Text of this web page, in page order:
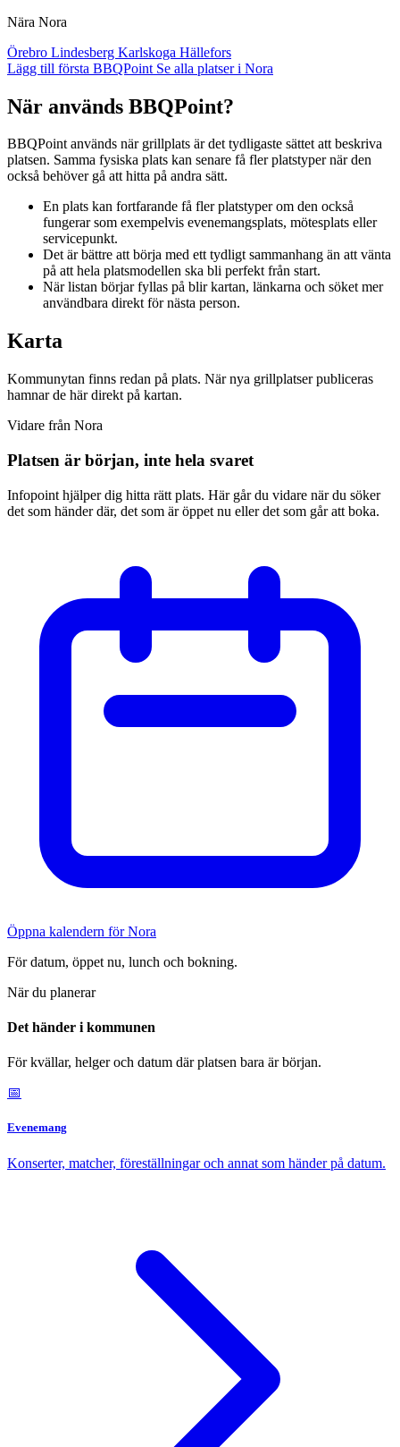
Nära Nora
Örebro Lindesberg Karlskoga Hällefors
Lägg till första BBQPoint Se alla platser i Nora
När används BBQPoint?
BBQPoint används när grillplats är det tydligaste sättet att beskriva
platsen. Samma fysiska plats kan senare få fler platstyper när den
också behöver gå att hitta på andra sätt.
En plats kan fortfarande få fler platstyper om den också
fungerar som exempelvis evenemangsplats, mötesplats eller
servicepunkt.
Det är bättre att börja med ett tydligt sammanhang än att vänta
på att hela platsmodellen ska bli perfekt från start.
När listan börjar fyllas på blir kartan, länkarna och söket mer
användbara direkt för nästa person.
Karta
Kommunytan finns redan på plats. När nya grillplatser publiceras
hamnar de här direkt på kartan.
Vidare från Nora
Platsen är början, inte hela svaret
Infopoint hjälper dig hitta rätt plats. Här går du vidare när du söker
det som händer där, det som är öppet nu eller det som går att boka.
Öppna kalendern för Nora
För datum, öppet nu, lunch och bokning.
När du planerar
Det händer i kommunen
För kvällar, helger och datum där platsen bara är början.
📅
Evenemang
Konserter, matcher, föreställningar och annat som händer på datum.